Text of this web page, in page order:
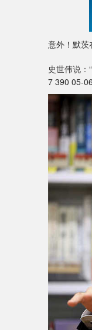
意外！默茨
史世伟说
7 390 05-